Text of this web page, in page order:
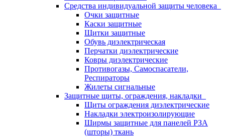
Средства индивидуальной защиты человека
Очки защитные
Каски защитные
Щитки защитные
Обувь диэлектрическая
Перчатки диэлектрические
Ковры диэлектрические
Противогазы, Самоспасатели,
Респираторы
Жилеты сигнальные
Защитные щиты, ограждения, накладки
Щиты ограждения диэлектрические
Накладки электроизолирующие
Ширмы защитные для панелей РЗА
(шторы) ткань